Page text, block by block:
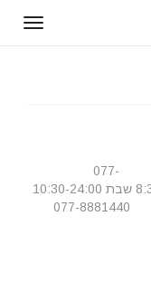
אילת ביג אילת הסתת 14 מרכז ביג א.ת. 077-
8881120 א'-ה' 9:00-23:00 ו' 8:30-17:00 שבת 10:30-24:00